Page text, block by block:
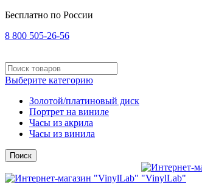
Бесплатно по России
8 800 505-26-56
Выберите категорию
Золотой/платиновый диск
Портрет на виниле
Часы из акрила
Часы из винила
Поиск